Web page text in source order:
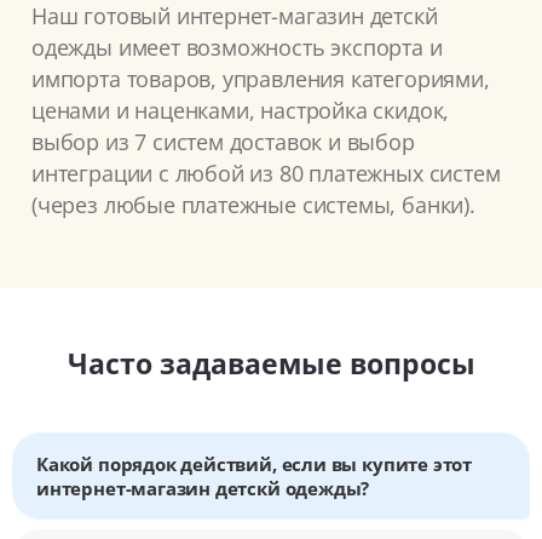
Наш готовый интернет-магазин детскй
одежды имеет возможность экспорта и
импорта товаров, управления категориями,
ценами и наценками, настройка скидок,
выбор из 7 систем доставок и выбор
интеграции с любой из 80 платежных систем
(через любые платежные системы, банки).
Часто задаваемые вопросы
Какой порядок действий, если вы купите этот
интернет-магазин детскй одежды?